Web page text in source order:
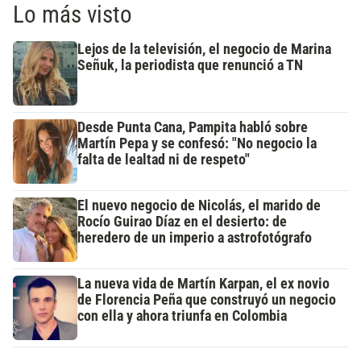
Lo más visto
Lejos de la televisión, el negocio de Marina
Señuk, la periodista que renunció a TN
Desde Punta Cana, Pampita habló sobre
Martín Pepa y se confesó: "No negocio la
falta de lealtad ni de respeto"
El nuevo negocio de Nicolás, el marido de
Rocío Guirao Díaz en el desierto: de
heredero de un imperio a astrofotógrafo
La nueva vida de Martín Karpan, el ex novio
de Florencia Peña que construyó un negocio
con ella y ahora triunfa en Colombia